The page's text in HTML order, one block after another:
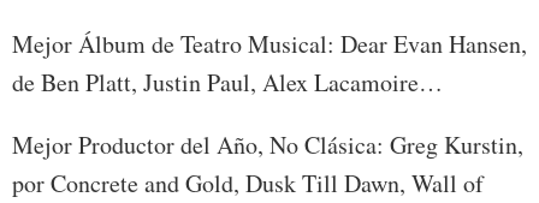
Mejor Álbum de Teatro Musical: Dear Evan Hansen,
de Ben Platt, Justin Paul, Alex Lacamoire…
Mejor Productor del Año, No Clásica: Greg Kurstin,
por Concrete and Gold, Dusk Till Dawn, Wall of